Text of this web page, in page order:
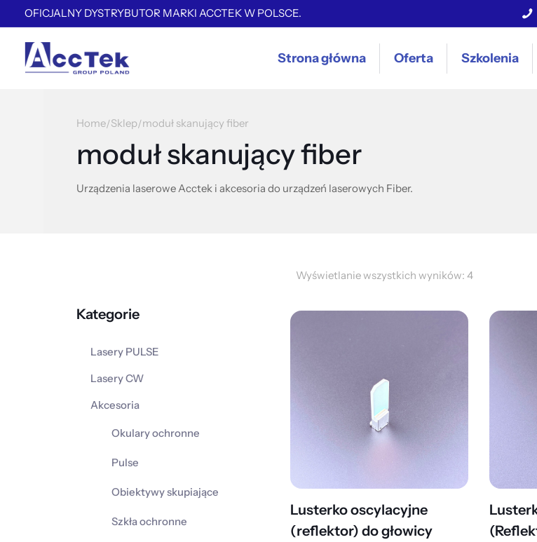
OFICJALNY DYSTRYBUTOR MARKI ACCTEK W POLSCE.
Strona główna Oferta Szkolenia
Home/Sklep/moduł skanujący fiber
moduł skanujący fiber
Urządzenia laserowe Acctek i akcesoria do urządzeń laserowych Fiber.
Kategorie
Lasery PULSE
Lasery CW
Akcesoria
Okulary ochronne
Pulse
Obiektywy skupiające
Szkła ochronne
Wyświetlanie wszystkich wyników: 4
Lusterko oscylacyjne
(reflektor) do głowicy